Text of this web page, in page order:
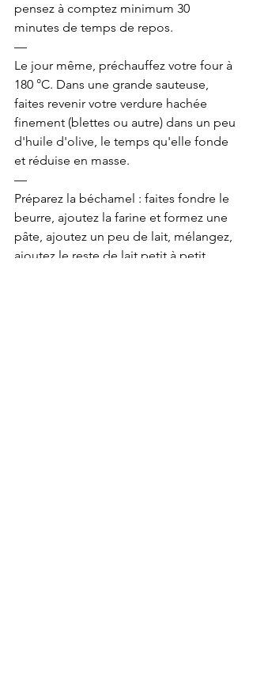
pensez à comptez minimum 30
minutes de temps de repos.
—
Le jour même, préchauffez votre four à
180 °C. Dans une grande sauteuse,
faites revenir votre verdure hachée
finement (blettes ou autre) dans un peu
d'huile d'olive, le temps qu'elle fonde
et réduise en masse.
—
Préparez la béchamel : faites fondre le
beurre, ajoutez la farine et formez une
pâte, ajoutez un peu de lait, mélangez,
ajoutez le reste de lait petit à petit